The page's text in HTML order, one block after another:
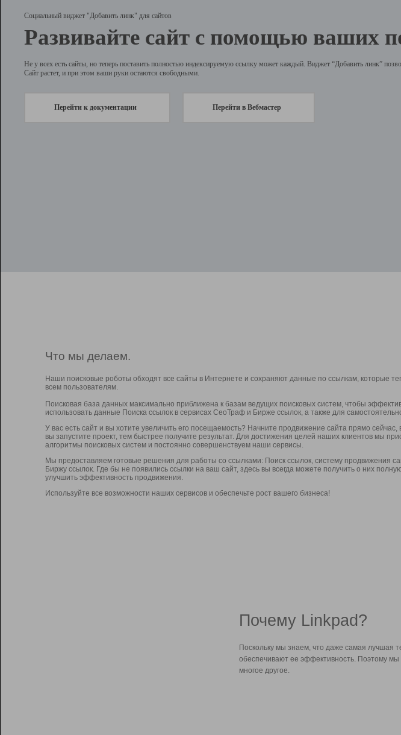
Социальный виджет "Добавить линк" для сайтов
Развивайте сайт с помощью ваших
Не у всех есть сайты, но теперь поставить полностью индексируемую ссылку может каждый. Виджет “Добавить линк”
Сайт растет, и при этом ваши руки остаются свободными.
Перейти к документации Перейти в Вебмастер
Что мы делаем.
Наши поисковые роботы обходят все сайты в Интернете и сохраняют данные по ссылкам, которые
всем пользователям.
Поисковая база данных максимально приближена к базам ведущих поисковых систем, чтобы
использовать данные Поиска ссылок в сервисах СеоТраф и Бирже ссылок, а также для
У вас есть сайт и вы хотите увеличить его посещаемость? Начните продвижение сайта прямо сейчас,
вы запустите проект, тем быстрее получите результат. Для достижения целей наших клиентов мы
алгоритмы поисковых систем и постоянно совершенствуем наши сервисы.
Мы предоставляем готовые решения для работы со ссылками: Поиск ссылок, систему продвижения
Биржу ссылок. Где бы не появились ссылки на ваш сайт, здесь вы всегда можете получить о них
улучшить эффективность продвижения.
Используйте все возможности наших сервисов и обеспечьте рост вашего бизнеса!
Почему Linkpad?
Поскольку мы знаем, что даже самая лучшая
обеспечивают ее эффективность. Поэтому
многое другое.